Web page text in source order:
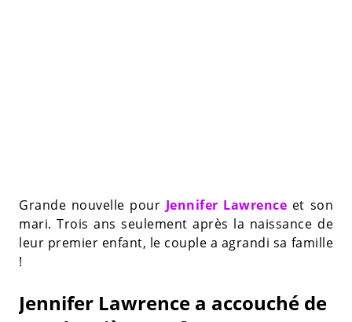
Grande nouvelle pour Jennifer Lawrence et son
mari. Trois ans seulement après la naissance de
leur premier enfant, le couple a agrandi sa famille
!
Jennifer Lawrence a accouché de